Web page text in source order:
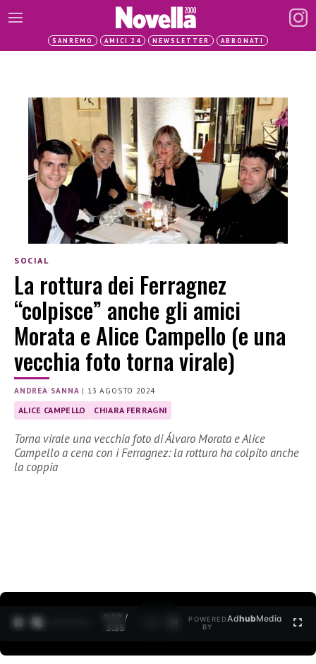
SANREMO AMICI 24 NEWSLETTER ABBONATI
SOCIAL
La rottura dei Ferragnez
“colpisce” anche gli amici
Morata e Alice Campello (e una
vecchia foto torna virale)
ANDREA SANNA | 13 AGOSTO 2024
ALICE CAMPELLO CHIARA FERRAGNI
Torna virale una vecchia foto di Álvaro Morata e Alice
Campello a cena con i Ferragnez: la rottura ha colpito anche
la coppia
0:30 /
3:35
POWERED
BY
AdhubMedia